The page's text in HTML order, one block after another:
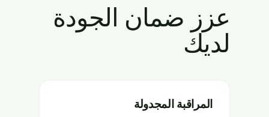
عزز ضمان الجودة
لديك
المراقبة المجدولة